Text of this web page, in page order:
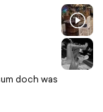
doch was